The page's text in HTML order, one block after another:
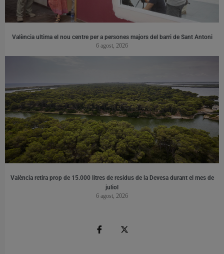
València ultima el nou centre per a persones majors del barri de Sant Antoni
6 agost, 2026
València retira prop de 15.000 litres de residus de la Devesa durant el mes de
juliol
6 agost, 2026